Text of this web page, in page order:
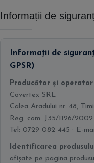
Informații de
Informații de
GPSR)
Producător și operator
Covertex SRL
Calea Aradului nr. 48,
Reg. com. J35/1126/
Tel: 0729 082 445 · E-
Identificarea
afișate pe pagina